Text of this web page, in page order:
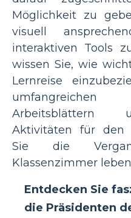
Möglichkeit zu
visuell
interaktiven Tools
wissen Sie, wie
Lernreise
Arbeitsblättern
Aktivitäten für den
Sie die
Klassenzimmer
Entdecken Sie
die Präsidenten